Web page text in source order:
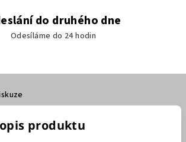
do druhého dne
Odesíláme do 24 hodin
produktu